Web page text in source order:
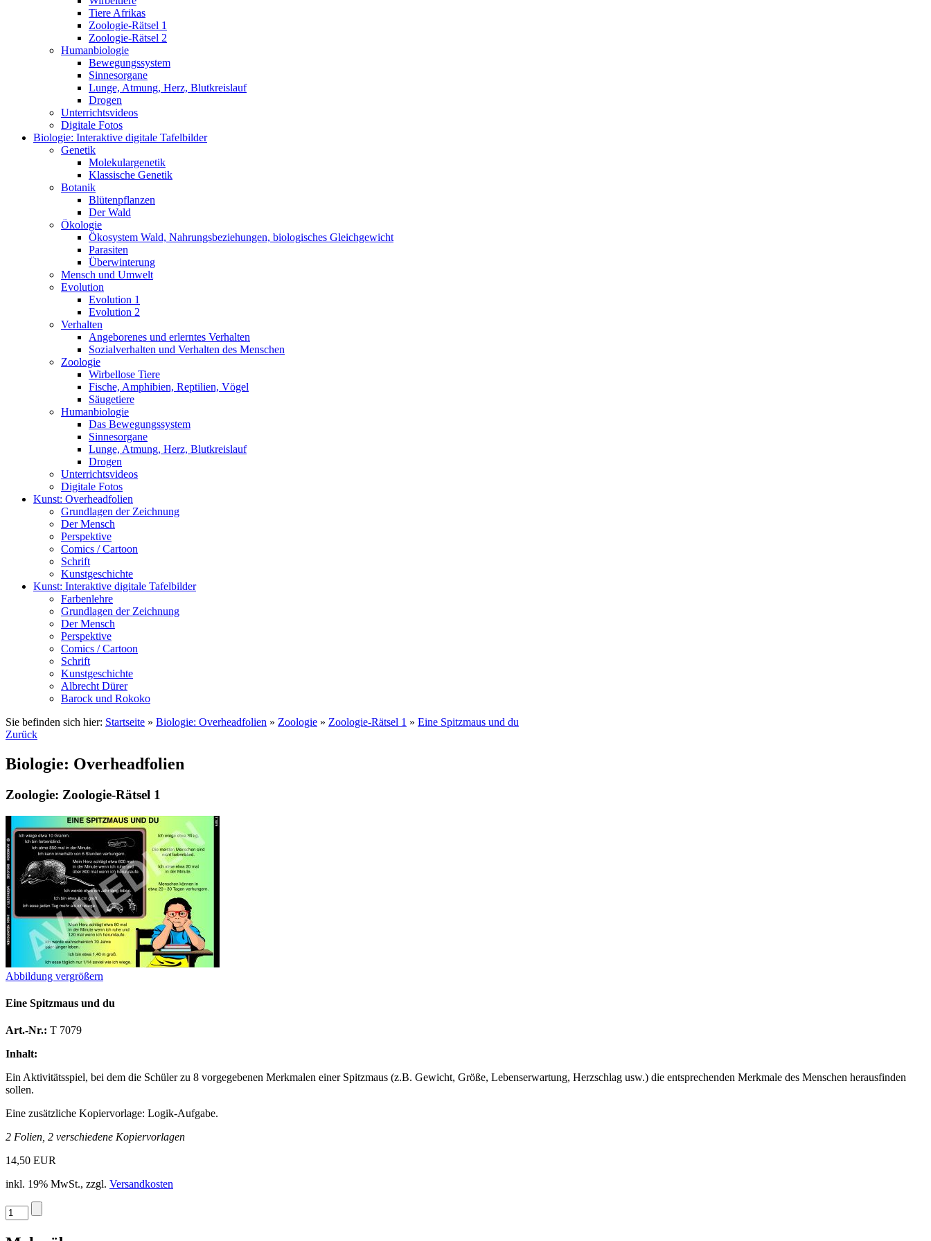
Tiere Afrikas
Zoologie-Rätsel 1
Zoologie-Rätsel 2
Humanbiologie
Bewegungssystem
Sinnesorgane
Lunge, Atmung, Herz, Blutkreislauf
Drogen
Unterrichtsvideos
Digitale Fotos
Biologie: Interaktive digitale Tafelbilder
Genetik
Molekulargenetik
Klassische Genetik
Botanik
Blütenpflanzen
Der Wald
Ökologie
Ökosystem Wald, Nahrungsbeziehungen, biologisches Gleichgewicht
Parasiten
Überwinterung
Mensch und Umwelt
Evolution
Evolution 1
Evolution 2
Verhalten
Angeborenes und erlerntes Verhalten
Sozialverhalten und Verhalten des Menschen
Zoologie
Wirbellose Tiere
Fische, Amphibien, Reptilien, Vögel
Säugetiere
Humanbiologie
Das Bewegungssystem
Sinnesorgane
Lunge, Atmung, Herz, Blutkreislauf
Drogen
Unterrichtsvideos
Digitale Fotos
Kunst: Overheadfolien
Grundlagen der Zeichnung
Der Mensch
Perspektive
Comics / Cartoon
Schrift
Kunstgeschichte
Kunst: Interaktive digitale Tafelbilder
Farbenlehre
Grundlagen der Zeichnung
Der Mensch
Perspektive
Comics / Cartoon
Schrift
Kunstgeschichte
Albrecht Dürer
Barock und Rokoko
Sie befinden sich hier: Startseite » Biologie: Overheadfolien » Zoologie » Zoologie-Rätsel 1 » Eine Spitzmaus und du
Zurück
Biologie: Overheadfolien
Zoologie: Zoologie-Rätsel 1
Abbildung vergrößern
Eine Spitzmaus und du
Art.-Nr.: T 7079
Inhalt:
Ein Aktivitätsspiel, bei dem die Schüler zu 8 vorgegebenen Merkmalen einer Spitzmaus (z.B. Gewicht, Größe, Lebenserwartung, Herzschlag usw.) die entsprechenden Merkmale des Menschen herausfinden
sollen.
Eine zusätzliche Kopiervorlage: Logik-Aufgabe.
2 Folien, 2 verschiedene Kopiervorlagen
14,50 EUR
inkl. 19% MwSt., zzgl. Versandkosten